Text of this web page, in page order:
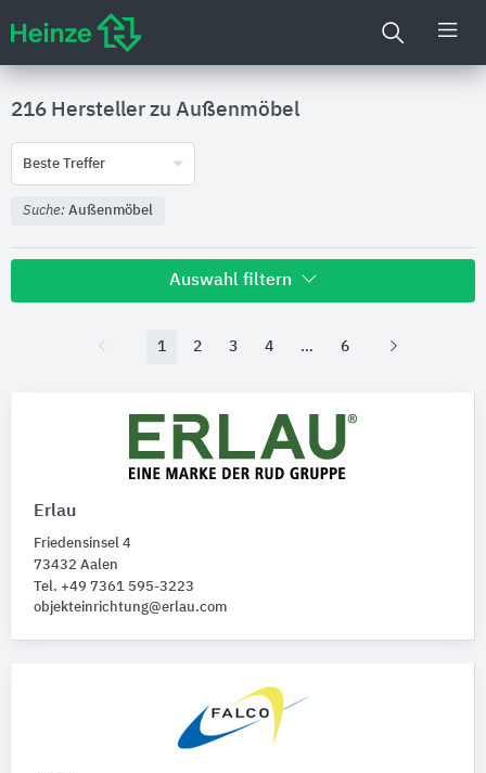
216 Hersteller zu Außenmöbel
Beste Treffer
Suche: Außenmöbel
Auswahl filtern
Nachhaltigkeit
Produktkategorie
Strandkörbe
1 2 3 4 6
Erlau
Friedensinsel 4
73432 Aalen
Tel. +49 7361 595-3223
objekteinrichtung@erlau.com